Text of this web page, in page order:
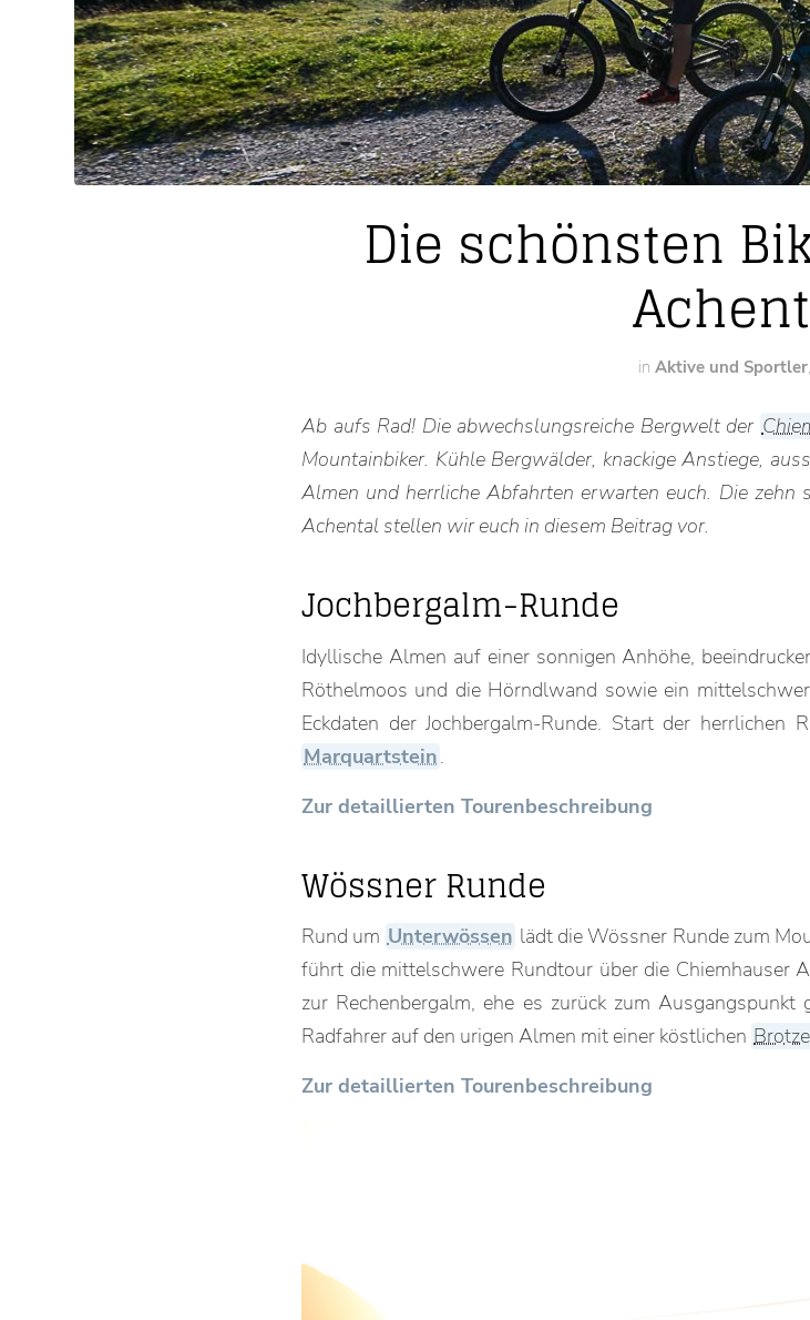
Die schönsten
in Aktive und Sportler,
Ab aufs Rad! Die abwechslungsreiche Bergwelt der
Mountainbiker. Kühle Bergwälder, knackige Anstiege,
Almen und herrliche Abfahrten erwarten euch. Die zehn
Achental stellen wir euch in diesem Beitrag vor.
Jochbergalm-Runde
Idyllische Almen auf einer sonnigen Anhöhe,
Röthelmoos und die Hörndlwand sowie ein
Eckdaten der Jochbergalm-Runde. Start der herrlichen
Marquartstein.
Zur detaillierten Tourenbeschreibung
Wössner Runde
Rund um Unterwössen lädt die Wössner Runde zum
führt die mittelschwere Rundtour über die Chiemhauser
zur Rechenbergalm, ehe es zurück zum
Radfahrer auf den urigen Almen mit einer köstlichen
Zur detaillierten Tourenbeschreibung